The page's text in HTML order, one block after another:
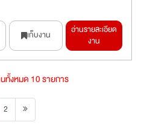
เก็บงาน
อ่านรายละเอียด
งาน
ทั้งหมด 10 รายการ
2